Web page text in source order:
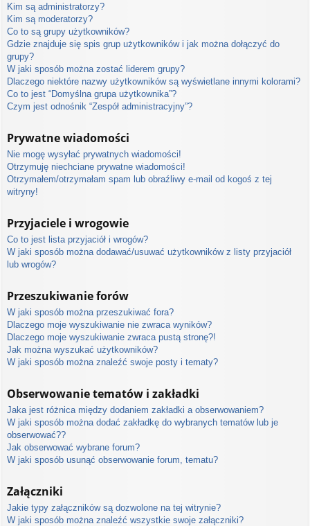
Kim są administratorzy?
Kim są moderatorzy?
Co to są grupy użytkowników?
Gdzie znajduje się spis grup użytkowników i jak można dołączyć do
grupy?
W jaki sposób można zostać liderem grupy?
Dlaczego niektóre nazwy użytkowników są wyświetlane innymi kolorami?
Co to jest “Domyślna grupa użytkownika”?
Czym jest odnośnik “Zespół administracyjny”?
Prywatne wiadomości
Nie mogę wysyłać prywatnych wiadomości!
Otrzymuję niechciane prywatne wiadomości!
Otrzymałem/otrzymałam spam lub obraźliwy e-mail od kogoś z tej
witryny!
Przyjaciele i wrogowie
Co to jest lista przyjaciół i wrogów?
W jaki sposób można dodawać/usuwać użytkowników z listy przyjaciół
lub wrogów?
Przeszukiwanie forów
W jaki sposób można przeszukiwać fora?
Dlaczego moje wyszukiwanie nie zwraca wyników?
Dlaczego moje wyszukiwanie zwraca pustą stronę?!
Jak można wyszukać użytkowników?
W jaki sposób można znaleźć swoje posty i tematy?
Obserwowanie tematów i zakładki
Jaka jest różnica między dodaniem zakładki a obserwowaniem?
W jaki sposób można dodać zakładkę do wybranych tematów lub je
obserwować??
Jak obserwować wybrane forum?
W jaki sposób usunąć obserwowanie forum, tematu?
Załączniki
Jakie typy załączników są dozwolone na tej witrynie?
W jaki sposób można znaleźć wszystkie swoje załączniki?